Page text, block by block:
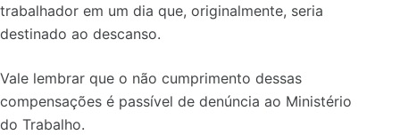
trabalhador em um dia que, originalmente, seria
destinado ao descanso.
Vale lembrar que o não cumprimento dessas
compensações é passível de denúncia ao Ministério
do Trabalho.